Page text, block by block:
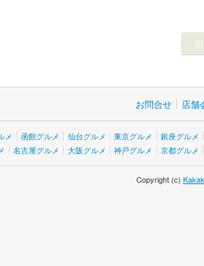
お問合せ 店舗
メ 函館グルメ 仙台グルメ 東京グルメ
銀座グルメ
名古屋グルメ 大阪グルメ 神戸グルメ 京都グルメ
Copyright (c)